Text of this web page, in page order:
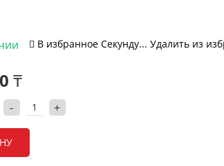
В избранное Cекунду... Удалить из
₸
- +